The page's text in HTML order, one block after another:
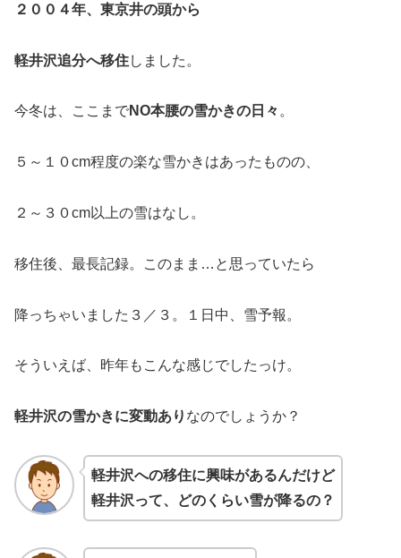
２００４年、東京井の頭から
軽井沢追分へ移住しました。
今冬は、ここまでNO本腰の雪かきの日々。
５～１０cm程度の楽な雪かきはあったものの、
２～３０cm以上の雪はなし。
移住後、最長記録。このまま…と思っていたら
降っちゃいました３／３。１日中、雪予報。
そういえば、昨年もこんな感じでしたっけ。
軽井沢の雪かきに変動あり なのでしょうか？
軽井沢への移住に興味があるんだけど
軽井沢って、どのくらい雪が降るの？